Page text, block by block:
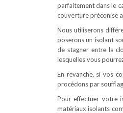
parfaitement dans le
couverture préconise
Nous utiliserons
poserons un isolant
de stagner entre la
lesquelles vous
En revanche, si vos
procédons par
Pour effectuer votre
matériaux isolants